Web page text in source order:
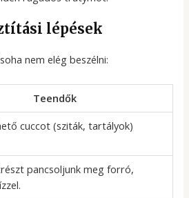
lépések
nem elég beszélni:
Teendők
cuccot (sziták, tartályok)
pancsoljunk meg forró,